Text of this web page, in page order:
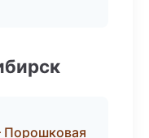
Порошковая